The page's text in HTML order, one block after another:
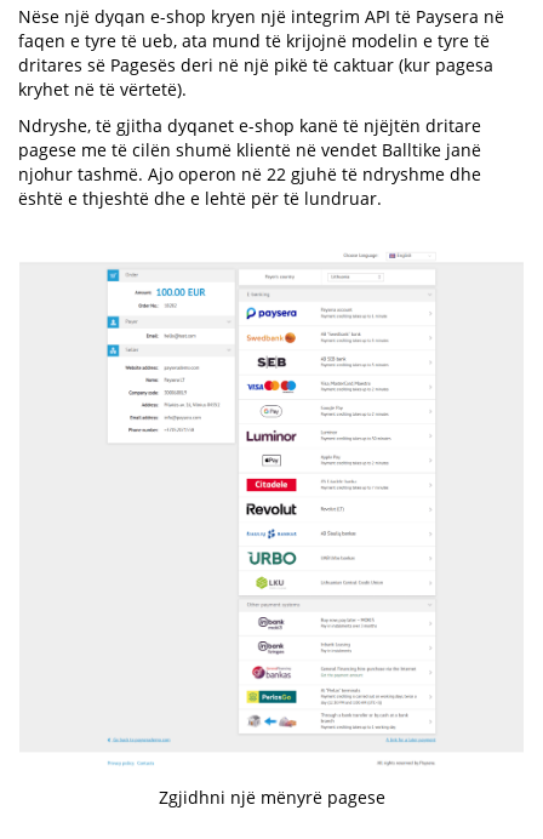
Nëse një dyqan e-shop kryen një integrim API të Paysera në
faqen e tyre të ueb, ata mund të krijojnë modelin e tyre të
dritares së Pagesës deri në një pikë të caktuar (kur pagesa
kryhet në të vërtetë).
Ndryshe, të gjitha dyqanet e-shop kanë të njëjtën dritare
pagese me të cilën shumë klientë në vendet Balltike janë
njohur tashmë. Ajo operon në 22 gjuhë të ndryshme dhe
është e thjeshtë dhe e lehtë për të lundruar.
Zgjidhni një mënyrë pagese